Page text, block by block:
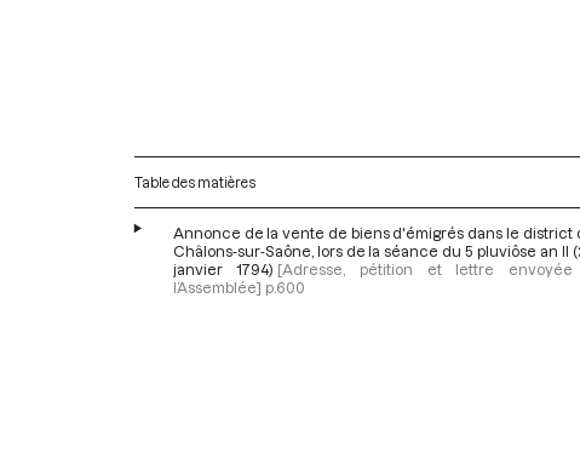
Table des matières
Annonce de la vente de biens d'émigrés dans le district
Châlons-sur-Saône, lors de la séance du 5 pluviôse an II
janvier 1794) [Adresse, pétition et lettre
l’Assemblée] p.600